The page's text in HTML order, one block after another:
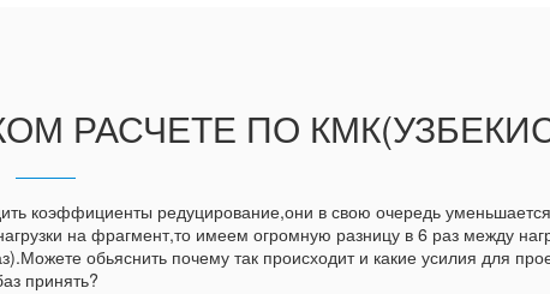
РАСЧЕТЕ ПО
коэффициенты редуцирование,они в свою очередь
на фрагмент,то имеем огромную разницу в 6 раз между
обьяснить почему так происходит и какие усилия для
принять?